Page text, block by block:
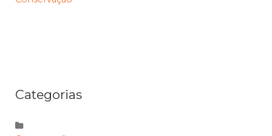
Categorias